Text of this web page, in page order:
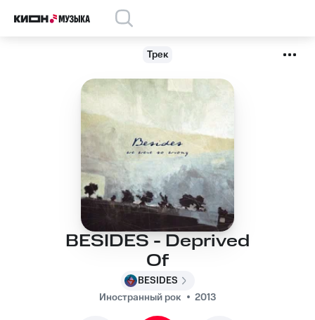
Трек
BESIDES - Deprived
Of
BESIDES
Иностранный рок
2013